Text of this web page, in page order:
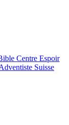
Centre Espoir
Suisse